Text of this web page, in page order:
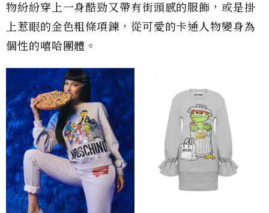
物紛紛穿上一身酷勁又帶有街頭感的服飾，或是掛
上惹眼的金色粗條項鍊，從可愛的卡通人物變身為
個性的嘻哈團體。